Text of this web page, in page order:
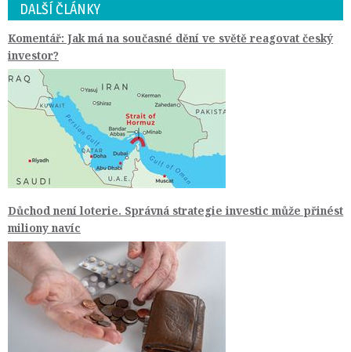
DALŠÍ ČLÁNKY
Komentář: Jak má na současné dění ve světě reagovat český
investor?
Důchod není loterie. Správná strategie investic může přinést
miliony navíc